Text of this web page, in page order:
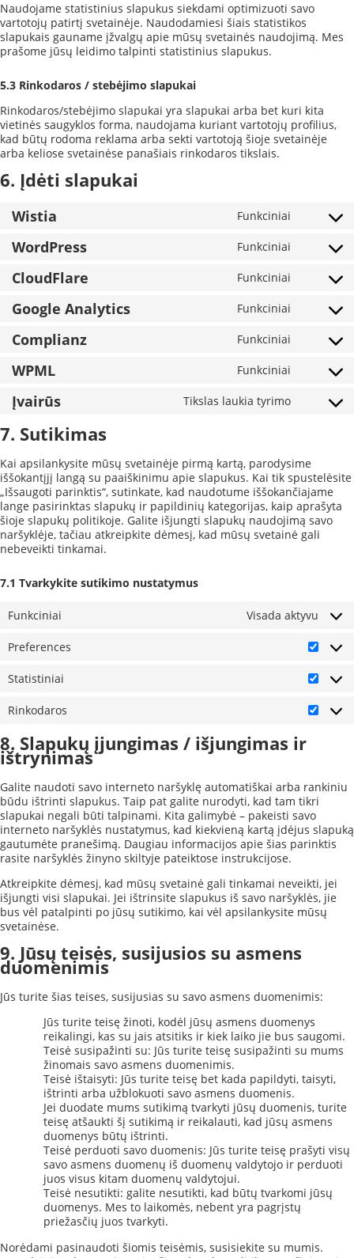
Naudojame statistinius slapukus siekdami optimizuoti savo
vartotojų patirtį svetainėje. Naudodamiesi šiais statistikos
slapukais gauname įžvalgų apie mūsų svetainės naudojimą. Mes
prašome jūsų leidimo talpinti statistinius slapukus.
5.3 Rinkodaros / stebėjimo slapukai
Rinkodaros/stebėjimo slapukai yra slapukai arba bet kuri kita
vietinės saugyklos forma, naudojama kuriant vartotojų profilius,
kad būtų rodoma reklama arba sekti vartotoją šioje svetainėje
arba keliose svetainėse panašiais rinkodaros tikslais.
6. Įdėti slapukai
Wistia Funkciniai
Consent
service
WordPress Funkciniai
Consent
service
CloudFlare Funkciniai
Consent
service
Google Analytics Funkciniai
Consent
service
analytics
Complianz Funkciniai
Consent
service
WPML Funkciniai
Consent
service
Įvairūs Tikslas laukia tyrimo
Consent
7. Sutikimas
Kai apsilankysite mūsų svetainėje pirmą kartą, parodysime
iššokantįjį langą su paaiškinimu apie slapukus. Kai tik spustelėsite
„Išsaugoti parinktis“, sutinkate, kad naudotume iššokančiajame
lange pasirinktas slapukų ir papildinių kategorijas, kaip aprašyta
šioje slapukų politikoje. Galite išjungti slapukų naudojimą savo
naršyklėje, tačiau atkreipkite dėmesį, kad mūsų svetainė gali
nebeveikti tinkamai.
7.1 Tvarkykite sutikimo nustatymus
Funkciniai Visada aktyvu
Preferences
Statistiniai
Rinkodaros
8. Slapukų įjungimas / išjungimas ir
ištrynimas
Galite naudoti savo interneto naršyklę automatiškai arba rankiniu
būdu ištrinti slapukus. Taip pat galite nurodyti, kad tam tikri
slapukai negali būti talpinami. Kita galimybė – pakeisti savo
interneto naršyklės nustatymus, kad kiekvieną kartą įdėjus slapuką
gautumėte pranešimą. Daugiau informacijos apie šias parinktis
rasite naršyklės žinyno skiltyje pateiktose instrukcijose.
Atkreipkite dėmesį, kad mūsų svetainė gali tinkamai neveikti, jei
išjungti visi slapukai. Jei ištrinsite slapukus iš savo naršyklės, jie
bus vėl patalpinti po jūsų sutikimo, kai vėl apsilankysite mūsų
svetainėse.
9. Jūsų teisės, susijusios su asmens
duomenimis
Jūs turite šias teises, susijusias su savo asmens duomenimis:
Jūs turite teisę žinoti, kodėl jūsų asmens duomenys
reikalingi, kas su jais atsitiks ir kiek laiko jie bus saugomi.
Teisė susipažinti su: Jūs turite teisę susipažinti su mums
žinomais savo asmens duomenimis.
Teisė ištaisyti: Jūs turite teisę bet kada papildyti, taisyti,
ištrinti arba užblokuoti savo asmens duomenis.
Jei duodate mums sutikimą tvarkyti jūsų duomenis, turite
teisę atšaukti šį sutikimą ir reikalauti, kad jūsų asmens
duomenys būtų ištrinti.
Teisė perduoti savo duomenis: Jūs turite teisę prašyti visų
savo asmens duomenų iš duomenų valdytojo ir perduoti
juos visus kitam duomenų valdytojui.
Teisė nesutikti: galite nesutikti, kad būtų tvarkomi jūsų
duomenys. Mes to laikomės, nebent yra pagrįstų
priežasčių juos tvarkyti.
Norėdami pasinaudoti šiomis teisėmis, susisiekite su mumis.